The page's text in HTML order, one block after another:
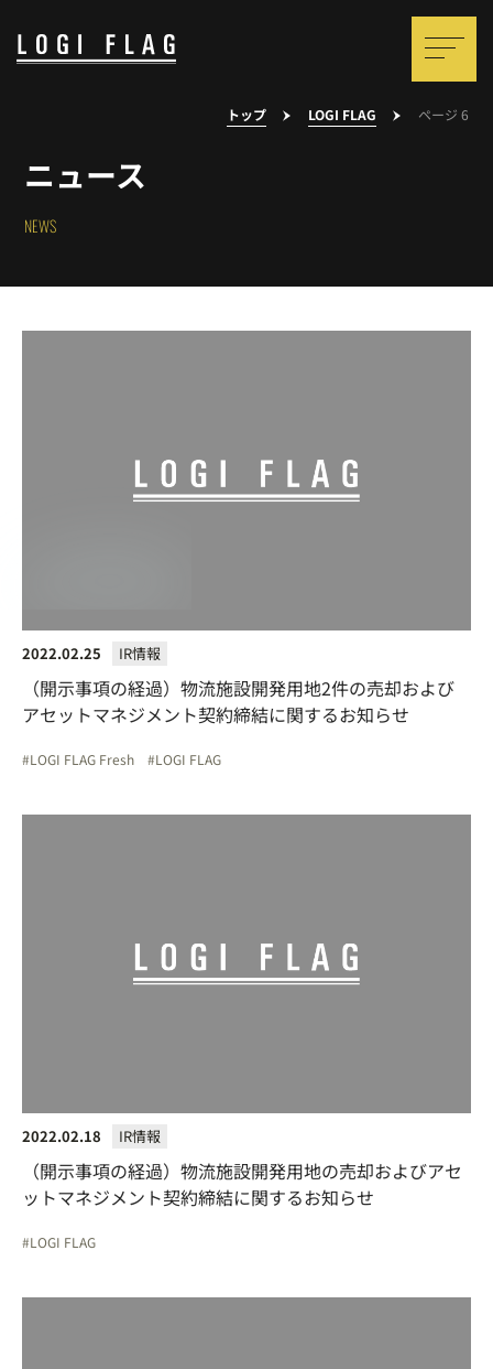
トップ LOGI FLAG ページ 6
ニュース
NEWS
2022.02.25 IR情報
（開示事項の経過）物流施設開発用地2件の売却および
アセットマネジメント契約締結に関するお知らせ
LOGI FLAG Fresh LOGI FLAG
2022.02.18 IR情報
（開示事項の経過）物流施設開発用地の売却およびアセ
ットマネジメント契約締結に関するお知らせ
LOGI FLAG